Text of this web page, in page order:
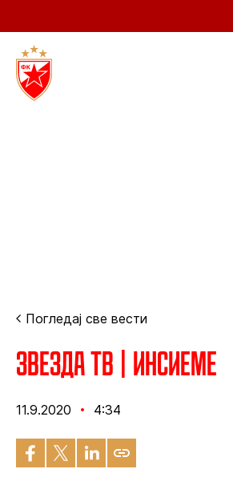
Погледај све вести
Звезда ТВ | Инсиеме
11.9.2020 4:34